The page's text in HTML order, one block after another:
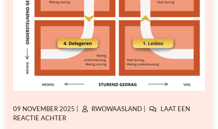
GEPLAATST
OP
09 NOVEMBER 2025 | GEPLAATST
RWOWAASLAND |
LAAT EEN
REACTIE ACHTEROP